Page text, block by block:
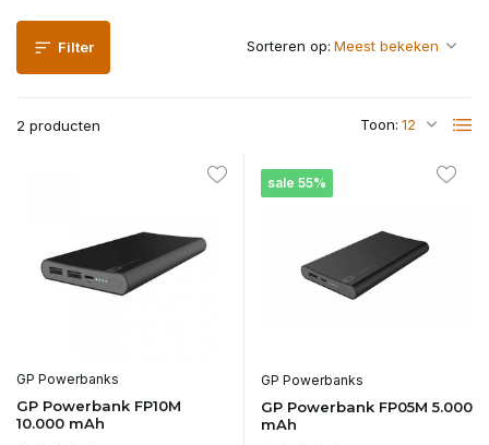
Enter
om
naar
zoekresultaat
aanraaktoetsen
werkt,
swipetekens
gebruiken.
Filter
2 producten Toon:
Sorteren op:
GP Powerbanks
GP Powerbank FP10M
10.000 mAh
sale 55%
GP Powerbanks
GP Powerbank FP05M 5.000
mAh